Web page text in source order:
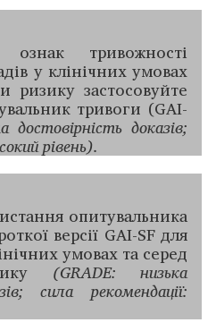
­тривожності
у клінічних умовах
ризику застосовуйте
тривоги (GAI-
достовірність дока­зів;
рівень).
­опитувальника
версії GAI-SF для
умовах та серед
(GRADE: низька
сила рекомендації: